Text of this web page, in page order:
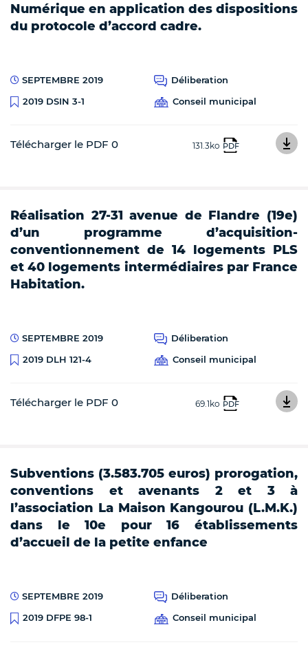
Numérique en application des dispositions
du protocole d’accord cadre.
SEPTEMBRE 2019
Déliberation
2019 DSIN 3-1
Conseil municipal
Télécharger le PDF 0 131.3ko PDF
Réalisation 27-31 avenue de Flandre (19e)
d’un programme d’acquisition-
conventionnement de 14 logements PLS
et 40 logements intermédiaires par France
Habitation.
SEPTEMBRE 2019
Déliberation
2019 DLH 121-4
Conseil municipal
Télécharger le PDF 0 69.1ko PDF
Subventions (3.583.705 euros) prorogation,
conventions et avenants 2 et 3 à
l’association La Maison Kangourou (L.M.K.)
dans le 10e pour 16 établissements
d’accueil de la petite enfance
SEPTEMBRE 2019
Déliberation
2019 DFPE 98-1
Conseil municipal